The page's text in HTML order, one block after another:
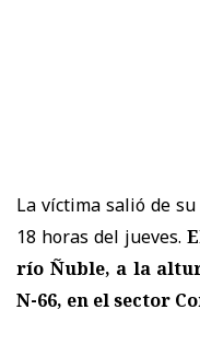
La víctima salió de
18 horas del jueves.
río Ñuble, a la
N-66, en elsector